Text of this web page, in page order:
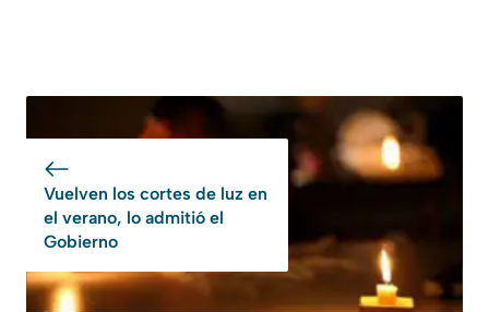
Vuelven los cortes de luz en
el verano, lo admitió el
Gobierno